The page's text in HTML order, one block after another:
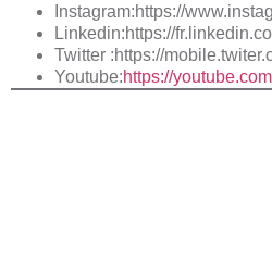
Instagram:https://
Linkedin:https://
Twitter :https://
Youtube:https://